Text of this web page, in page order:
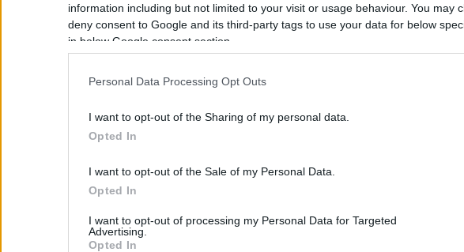
information including but not limited to your visit or usage behaviour. You may
deny consent to Google and its third-party tags to use your data for below
in below Google consent section.
Personal Data Processing Opt Outs
I want to opt-out of the Sharing of my personal data.
Opted In
I want to opt-out of the Sale of my Personal Data.
Opted In
I want to opt-out of processing my Personal Data for Targeted
Advertising.
Opted In
meccset tudhat magáénak a Mersey-partiak ellen - 2021-ben a Chelsea
az ő jelenléte lehetővé teszi Bruno Fernandes kapitány számára, hogy
játszhasson.
mobil applikációt
adományoddal a ManUtdFanatics.hu működését!